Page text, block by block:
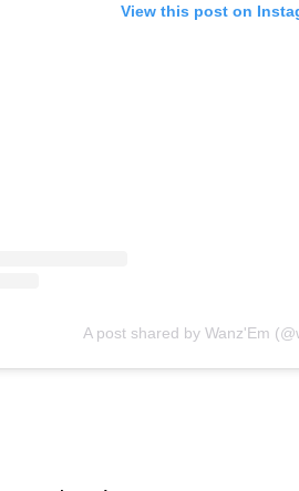
View this post on
A post shared by Wanz'Em